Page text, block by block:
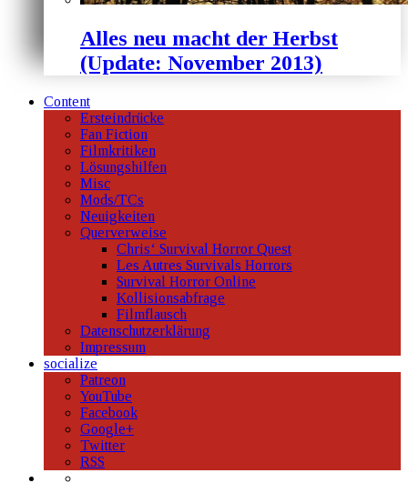
Alles neu macht der Herbst
(Update: November 2013)
Content
Ersteindrücke
Fan Fiction
Filmkritiken
Lösungshilfen
Misc
Mods/TCs
Neuigkeiten
Querverweise
Chris‘ Survival Horror Quest
Les Autres Survivals Horrors
Survival Horror Online
Kollisionsabfrage
Filmflausch
Datenschutzerklärung
Impressum
socialize
Patreon
YouTube
Facebook
Google+
Twitter
RSS